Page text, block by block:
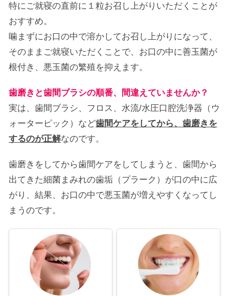
特にご就寝の直前に１粒お召し上がりいただくことが
おすすめ。
噛まずにお口の中で溶かしてお召し上がりになって、
そのままご就寝いただくことで、お口の中に善玉菌が
根付き、悪玉菌の繁殖を抑えます。
歯磨きと歯間ブラシの順番、間違えていませんか？
実は、歯間ブラシ、フロス、水流/水圧口腔洗浄器（ウ
ォーターピック）など歯間ケアをしてから、歯磨きを
するのが正解なのです。
歯磨きをしてから歯間ケアをしてしまうと、歯間から
出てきた細菌まみれの歯垢（プラーク）が口の中に広
がり、結果、お口の中で悪玉菌が増えやすくなってし
まうのです。